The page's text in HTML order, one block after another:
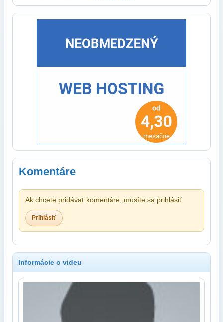
Komentáre
Ak chcete pridávať komentáre, musíte sa prihlásiť.
Prihlásiť
Informácie o videu